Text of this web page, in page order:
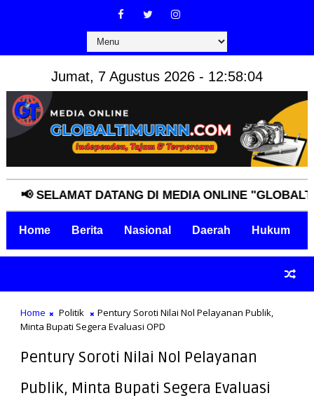
Jumat, 7 Agustus 2026 - 12:58:05
DATANG DI MEDIA ONLINE
Home Berita Nasional Daerah Hukum
Home Politik
Pentury Soroti Nilai Nol Pelayanan Publik,
Minta Bupati Segera Evaluasi OPD
Pentury Soroti Nilai Nol Pelayanan
Publik, Minta Bupati Segera Evaluasi